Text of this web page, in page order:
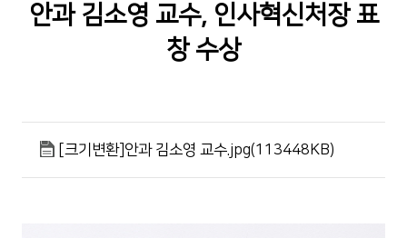
안과 김소영 교수, 인사혁신처장 표
창 수상
[크기변환]안과 김소영 교수.jpg(113448KB)